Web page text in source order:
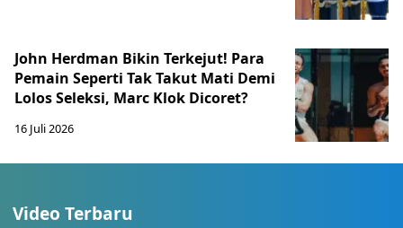
John Herdman Bikin Terkejut! Para
Pemain Seperti Tak Takut Mati Demi
Lolos Seleksi, Marc Klok Dicoret?
16 Juli 2026
Video Terbaru